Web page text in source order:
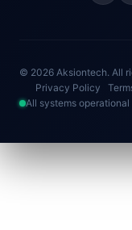
© 2026 Aksiontech. All
Privacy Policy
All systems